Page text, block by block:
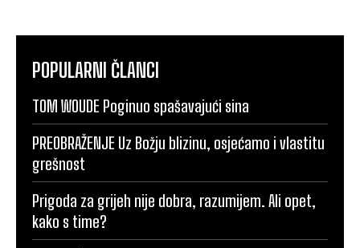
POPULARNI ČLANCI
TOM WOUDE Poginuo spašavajući sina
PREOBRAŽENJE Uz Božju blizinu, osjećamo i vlastitu
grešnost
Prigoda za grijeh nije dobra, razumijem. Ali opet,
kako s time?